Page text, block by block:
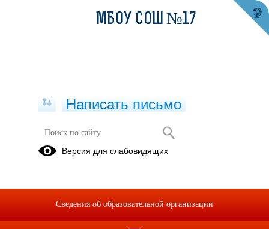
МБОУ СОШ №17
Написать письмо
Версия для слабовидящих
Сведения об образовательной организации